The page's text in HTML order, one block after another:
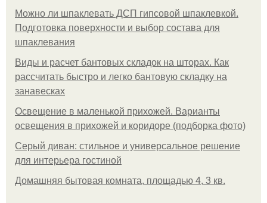
Можно ли шпаклевать ДСП гипсовой шпаклевкой.
Подготовка поверхности и выбор состава для
шпаклевания
Виды и расчет бантовых складок на шторах. Как
рассчитать быстро и легко бантовую складку на
занавесках
Освещение в маленькой прихожей. Варианты
освещения в прихожей и коридоре (подборка фото)
Серый диван: стильное и универсальное решение
для интерьера гостиной
Домашняя бытовая комната, площадью 4, 3 кв.